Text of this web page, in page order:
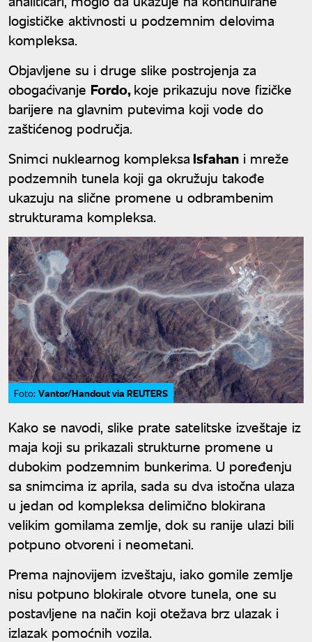
logističke aktivnosti u podzemnim delovima
kompleksa.
Objavljene su i druge slike postrojenja za
obogaćivanje Fordo,koje prikazuju nove fizičke
barijere na glavnim putevima koji vode do
zaštićenog područja.
Snimci nuklearnog kompleksa Isfahan i mreže
podzemnih tunela koji ga okružuju takođe
ukazuju na slične promene u odbrambenim
strukturama kompleksa.
Foto: Vantor/Handout via REUTERS
Kako se navodi, slike prate satelitske izveštaje iz
maja koji su prikazali strukturne promene u
dubokim podzemnim bunkerima. U poređenju
sa snimcima iz aprila, sada su dva istočna ulaza
u jedan od kompleksa delimično blokirana
velikim gomilama zemlje, dok su ranije ulazi bili
potpuno otvoreni i neometani.
Prema najnovijem izveštaju, iako gomile zemlje
nisu potpuno blokirale otvore tunela, one su
postavljene na način koji otežava brz ulazak i
izlazak pomoćnih vozila.